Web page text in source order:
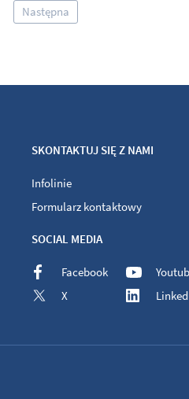
Następna
SKONTAKTUJ SIĘ Z NAMI
Infolinie
Formularz kontaktowy
SOCIAL MEDIA
Facebook
X